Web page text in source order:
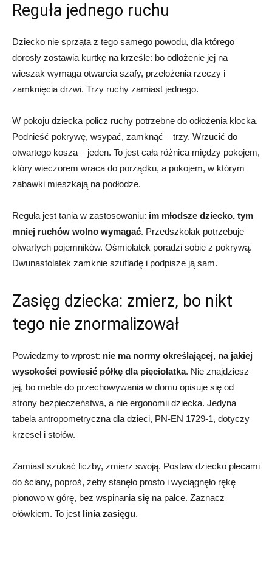
Reguła jednego ruchu
Dziecko nie sprząta z tego samego powodu, dla którego
dorosły zostawia kurtkę na krześle: bo odłożenie jej na
wieszak wymaga otwarcia szafy, przełożenia rzeczy i
zamknięcia drzwi. Trzy ruchy zamiast jednego.
W pokoju dziecka policz ruchy potrzebne do odłożenia klocka.
Podnieść pokrywę, wsypać, zamknąć – trzy. Wrzucić do
otwartego kosza – jeden. To jest cała różnica między pokojem,
który wieczorem wraca do porządku, a pokojem, w którym
zabawki mieszkają na podłodze.
Reguła jest tania w zastosowaniu: im młodsze dziecko, tym
mniej ruchów wolno wymagać. Przedszkolak potrzebuje
otwartych pojemników. Ośmiolatek poradzi sobie z pokrywą.
Dwunastolatek zamknie szufladę i podpisze ją sam.
Zasięg dziecka: zmierz, bo nikt
tego nie znormalizował
Powiedzmy to wprost: nie ma normy określającej, na jakiej
wysokości powiesić półkę dla pięciolatka. Nie znajdziesz
jej, bo meble do przechowywania w domu opisuje się od
strony bezpieczeństwa, a nie ergonomii dziecka. Jedyna
tabela antropometryczna dla dzieci, PN-EN 1729-1, dotyczy
krzeseł i stołów.
Zamiast szukać liczby, zmierz swoją. Postaw dziecko plecami
do ściany, poproś, żeby stanęło prosto i wyciągnęło rękę
pionowo w górę, bez wspinania się na palce. Zaznacz
ołówkiem. To jest linia zasięgu.